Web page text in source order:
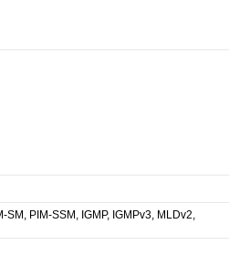
PIM-SSM, IGMP, IGMPv3, MLDv2,